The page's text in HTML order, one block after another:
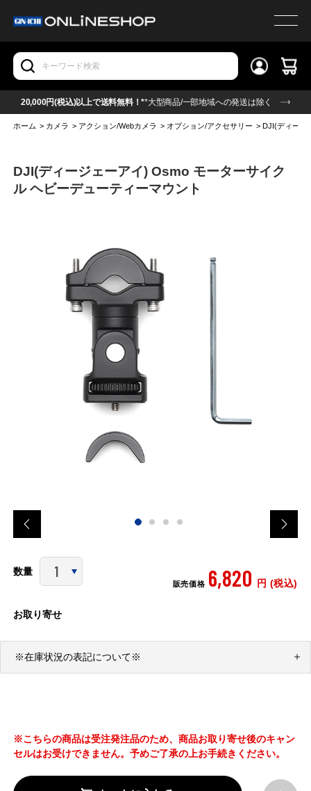
20,000円(税込)以上で送料無料！**大型商品/一部地域への発送は除く
ホーム > カメラ > アクション/Webカメラ > オプション/アクセサリー >DJI(ディージ
DJI(ディージェーアイ) Osmo モーターサイク
ル ヘビーデューティーマウント
数量
販売価格 6,820 円 (税込)
お取り寄せ
※在庫状況の表記について※
※こちらの商品は受注発注品のため、商品お取り寄せ後のキャン
セルはお受けできません。予めご了承の上お手続きください。